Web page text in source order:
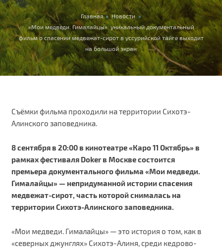
Вы здесь Главная » Новости »
«Мои медведи. Гималайцы»: уникальный документальный
фильм о спасении медвежат-сирот в уссурийской тайге выходит
на большой экран
Съёмки фильма проходили на территории Сихотэ-
Алинского заповедника.
8 сентября в 20:00 в кинотеатре «Каро 11 Октябрь» в
рамках фестиваля Doker в Москве состоится
премьера документального фильма «Мои медведи.
Гималайцы» — непридуманной истории спасения
медвежат-сирот, часть которой снималась на
территории Сихотэ-Алинского заповедника.
«Мои медведи. Гималайцы» — это история о том, как в
«северных джунглях» Сихотэ-Алиня, среди кедрово-